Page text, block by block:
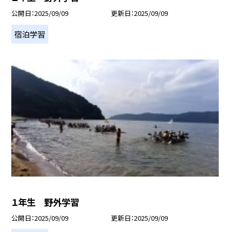
公開日 2025/09/09 更新日 2025/09/09
宿泊学習
１年生 野外学習
公開日 2025/09/09 更新日 2025/09/09